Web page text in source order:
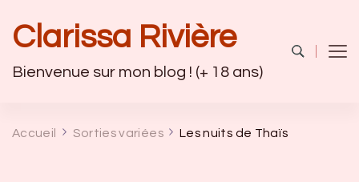
Clarissa Rivière
Bienvenue sur mon blog ! (+ 18 ans)
Accueil Sorties variées Les nuits de Thaïs